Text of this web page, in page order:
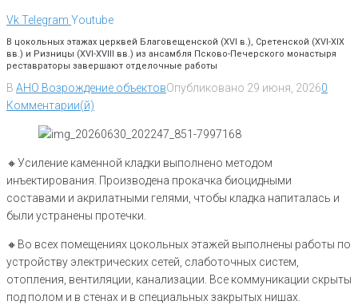
VkTelegram Youtube
В цокольных этажах церквей Благовещенской (XVI в.), Сретенской (XVI-XIX
вв.) и Ризницы (XVI-XVIII вв.) из ансамбля Псково-Печерского монастыря
реставраторы завершают отделочные работы
В АНО Возрождение объектовОпубликовано 29 июня, 20260
Комментарии(й)
🔸Усиление каменной кладки выполнено методом
инъектирования. Производена прокачка биоцидными
составами и акрилатными гелями, чтобы кладка напиталась и
были устранены протечки.
🔸Во всех помещениях цокольных этажей выполнены работы по
устройству электрических сетей, слаботочных систем,
отопления, вентиляции, канализации. Все коммуникации скрыты
под полом и в стенах и в специальных закрытых нишах.